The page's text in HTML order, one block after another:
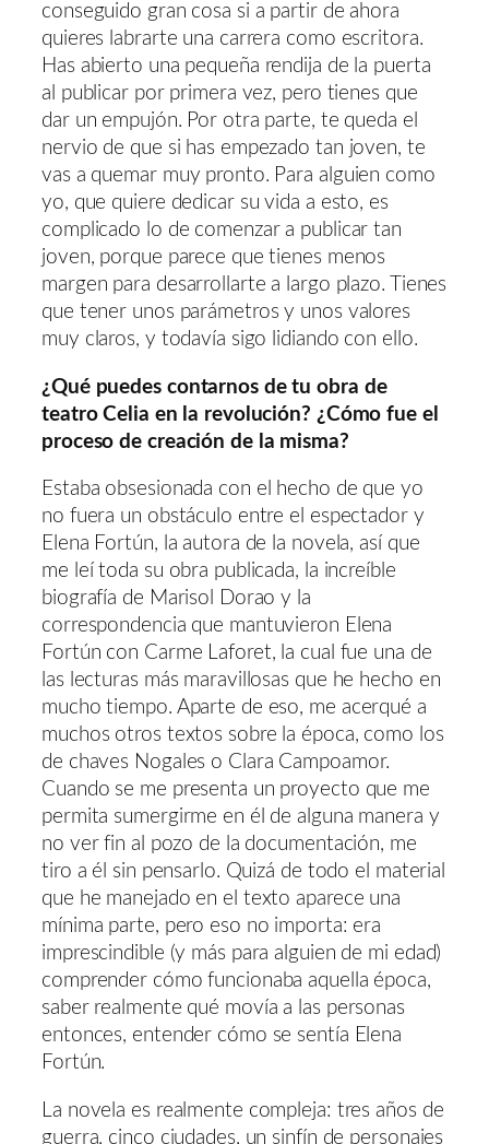
conseguido gran cosa si a partir de ahora
quieres labrarte una carrera como escritora.
Has abierto una pequeña rendija de la puerta
al publicar por primera vez, pero tienes que
dar un empujón. Por otra parte, te queda el
nervio de que si has empezado tan joven, te
vas a quemar muy pronto. Para alguien como
yo, que quiere dedicar su vida a esto, es
complicado lo de comenzar a publicar tan
joven, porque parece que tienes menos
margen para desarrollarte a largo plazo. Tienes
que tener unos parámetros y unos valores
muy claros, y todavía sigo lidiando con ello.
¿Qué puedes contarnos de tu obra de
teatro Celia en la revolución? ¿Cómo fue el
proceso de creación de la misma?
Estaba obsesionada con el hecho de que yo
no fuera un obstáculo entre el espectador y
Elena Fortún, la autora de la novela, así que
me leí toda su obra publicada, la increíble
biografía de Marisol Dorao y la
correspondencia que mantuvieron Elena
Fortún con Carme Laforet, la cual fue una de
las lecturas más maravillosas que he hecho en
mucho tiempo. Aparte de eso, me acerqué a
muchos otros textos sobre la época, como los
de chaves Nogales o Clara Campoamor.
Cuando se me presenta un proyecto que me
permita sumergirme en él de alguna manera y
no ver fin al pozo de la documentación, me
tiro a él sin pensarlo. Quizá de todo el material
que he manejado en el texto aparece una
mínima parte, pero eso no importa: era
imprescindible (y más para alguien de mi edad)
comprender cómo funcionaba aquella época,
saber realmente qué movía a las personas
entonces, entender cómo se sentía Elena
Fortún.
La novela es realmente compleja: tres años de
guerra, cinco ciudades, un sinfín de personajes